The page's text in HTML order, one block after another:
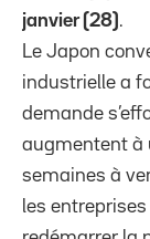
janvier (28) .
Le Japon
industrielle a
demande
augmentent à
semaines à
les